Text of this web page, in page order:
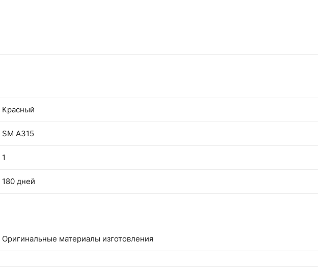
Красный
SM A315
1
180 дней
Оригинальные материалы изготовления